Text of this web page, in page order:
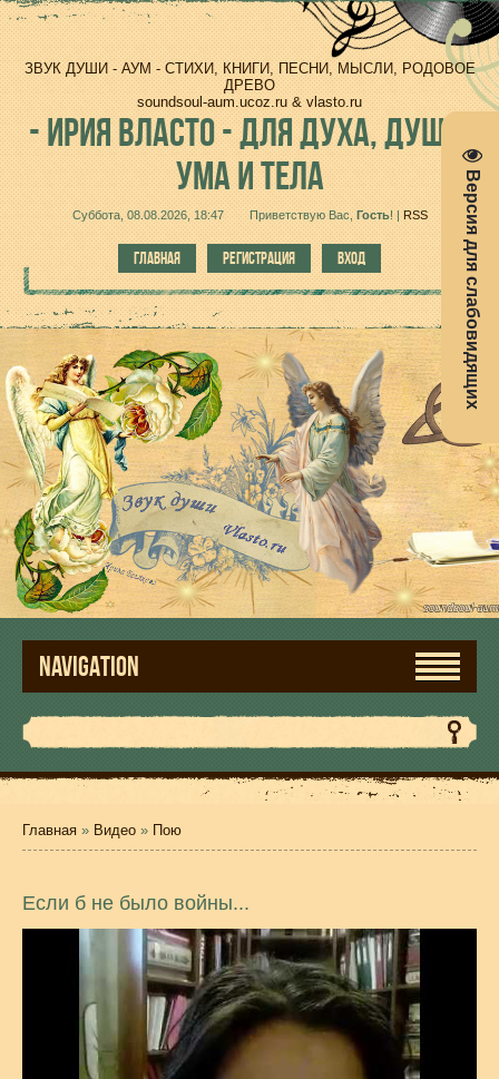
Версия для слабовидящих
ЗВУК ДУШИ - АУМ - СТИХИ, КНИГИ, ПЕСНИ, МЫСЛИ, РОДОВОЕ
ДРЕВО
soundsoul-aum.ucoz.ru & vlasto.ru
-ИРИЯ ВЛАСТО - ДЛЯ ДУХА, ДУШИ,
УМА И ТЕЛА
Суббота, 08.08.2026, 18:47 Приветствую Вас Гость!| RSS
ГЛАВНАЯ РЕГИСТРАЦИЯ ВХОД
NAVIGATION
Главная » Видео » Пою
Если б не было войны...